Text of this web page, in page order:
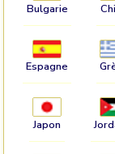
Bulgarie
Espagne
Japon